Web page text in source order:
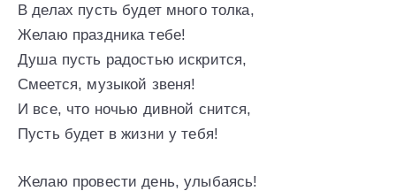
В делах пусть будет много толка,
Желаю праздника тебе!
Душа пусть радостью искрится,
Смеется, музыкой звеня!
И все, что ночью дивной снится,
Пусть будет в жизни у тебя!
Желаю провести день, улыбаясь!